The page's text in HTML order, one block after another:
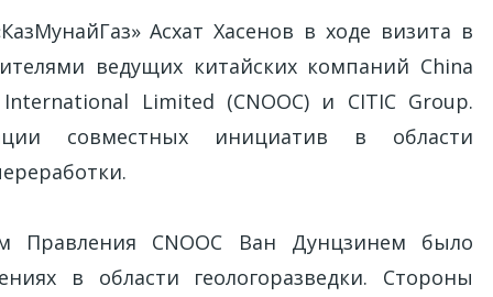
Асхат Хасенов в ходе визита в
ведущих китайских компаний China
Limited (CNOOC) и CITIC Group.
совместных инициатив в области
Правления CNOOC Ван Дунцзинем было
в области геологоразведки. Стороны